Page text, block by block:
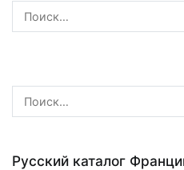
Найти:
Найти:
Русский каталог